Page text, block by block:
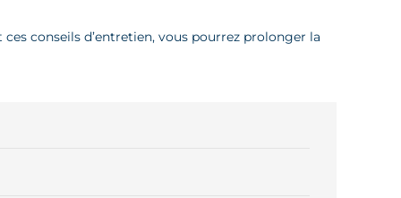
conseils d’entretien, vous pourrez prolonger la